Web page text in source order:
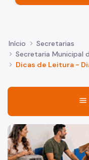
Início
Secretarias
Secretaria Municipal
Dicas de Leitura -
menu
Sistema Municipal de
Quem Somos
Imagem de um